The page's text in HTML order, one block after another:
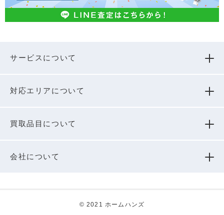
サービスについて
対応エリアについて
買取品⽬について
会社について
© 2021 ホームハンズ